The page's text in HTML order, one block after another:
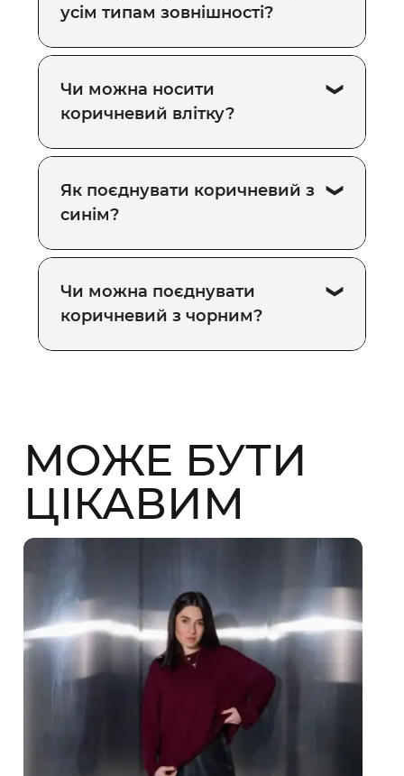
усім типам зовнішності?
Чи можна носити
коричневий влітку?
Як поєднувати коричневий з
синім?
Чи можна поєднувати
коричневий з чорним?